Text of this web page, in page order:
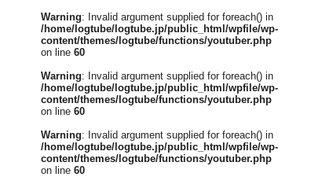
Warning: Invalid argument supplied for foreach() in
/home/logtube/logtube.jp/public_html/wpfile/wp-
content/themes/logtube/functions/youtuber.php
on line 60
Warning: Invalid argument supplied for foreach() in
/home/logtube/logtube.jp/public_html/wpfile/wp-
content/themes/logtube/functions/youtuber.php
on line 60
Warning: Invalid argument supplied for foreach() in
/home/logtube/logtube.jp/public_html/wpfile/wp-
content/themes/logtube/functions/youtuber.php
on line 60